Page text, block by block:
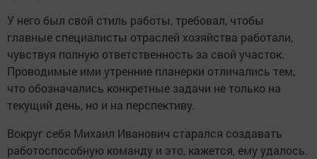
У него был свой стиль работы, требовал, чтобы
главные специалисты отраслей хозяйства работали,
чувствуя полную ответственность за свой участок.
Проводимые ими утренние планерки отличались тем,
что обозначались конкретные задачи не только на
текущий день, но и на перспективу.
Вокруг себя Михаил Иванович старался создавать
работоспособную команду и это, кажется, ему удалось.